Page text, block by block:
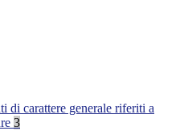
di carattere generale riferiti a
3